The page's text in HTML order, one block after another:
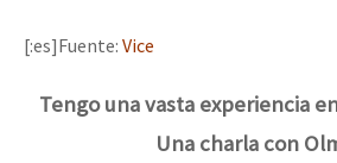
[:es]Fuente: Vice
Tengo una vasta experiencia
Una charla con